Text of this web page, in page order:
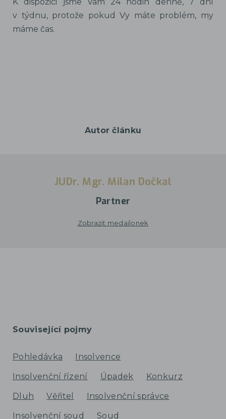
v týdnu, protože pokud Vy máte problém, my
máme čas.
Autor článku
JUDr. Mgr. Milan Dočkal
Partner
Zobrazit medailonek
Související pojmy
Pohledávka Insolvence
Insolvenční řízení Úpadek Konkurz
Dluh Věřitel Insolvenční správce
Insolvenční soud Soud